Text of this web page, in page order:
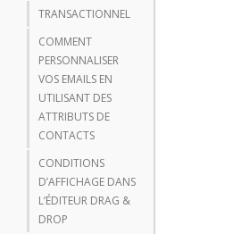
TRANSACTIONNEL
COMMENT
PERSONNALISER
VOS EMAILS EN
UTILISANT DES
ATTRIBUTS DE
CONTACTS
CONDITIONS
D’AFFICHAGE DANS
L’ÉDITEUR DRAG &
DROP